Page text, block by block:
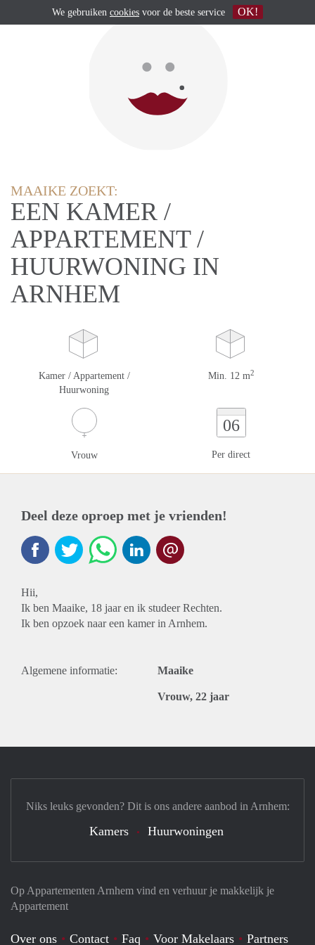
MAAIKE ZOEKT:
EEN KAMER /
APPARTEMENT /
HUURWONING IN
ARNHEM
Kamer / Appartement /
Huurwoning
Min. 12 m2
Vrouw
06
Per direct
Deel deze oproep met je vrienden!
Hii,
Ik ben Maaike, 18 jaar en ik studeer Rechten.
Ik ben opzoek naar een kamer in Arnhem.
Algemene informatie: Maaike
Vrouw, 22 jaar
Op Appartementen Arnhem vind en verhuur je makkelijk je
Appartement
Over ons Contact Faq Voor Makelaars Partners
Niks leuks gevonden? Dit is ons andere aanbod in Arnhem:
Kamers Huurwoningen
We gebruiken cookies voor de beste service OK!